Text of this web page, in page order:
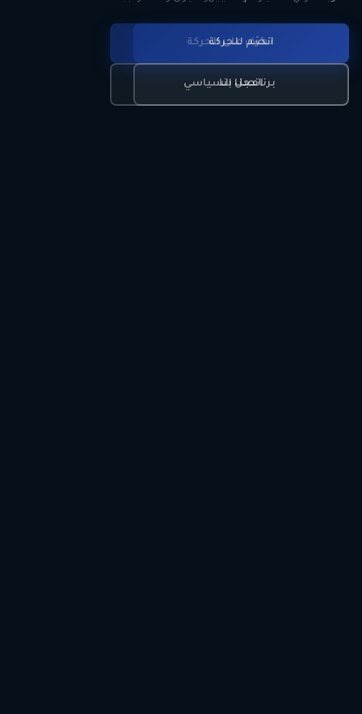
تعرّف على الحركة
برنامجنا السياسي
انضم للحركة
اتصل بنا